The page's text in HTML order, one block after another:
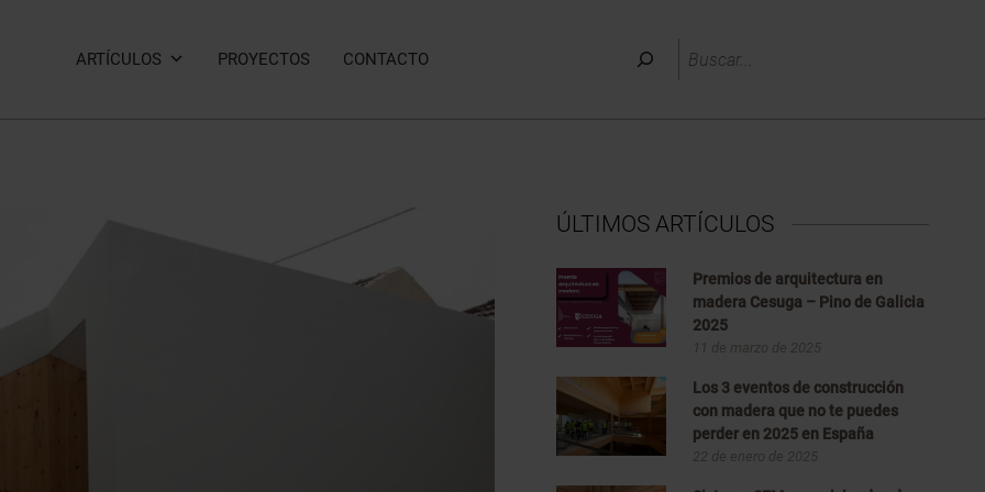
ARTÍCULOS PROYECTOS CONTACTO Buscar
ÚLTIMOS ARTÍCULOS
Premios de arquitectura en
madera Cesuga – Pino de Galicia
2025
11 de marzo de 2025
Los 3 eventos de construcción
con madera que no te puedes
perder en 2025 en España
22 de enero de 2025